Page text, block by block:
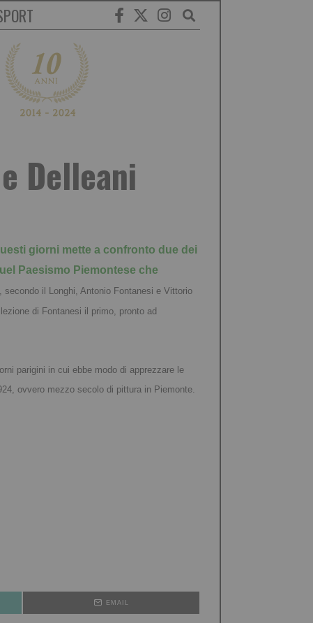
Delleani
giorni mette a confronto due dei
Paesismo Piemontese che
secondo il Longhi, Antonio Fontanesi e Vittorio
di Fontanesi il primo, pronto ad
parigini in cui ebbe modo di apprezzare le
ovvero mezzo secolo di pittura in Piemonte.
EMAIL